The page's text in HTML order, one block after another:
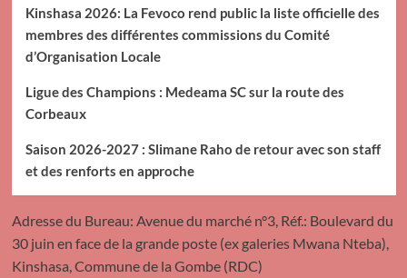
Kinshasa 2026: La Fevoco rend public la liste officielle des
membres des différentes commissions du Comité
d’Organisation Locale
Ligue des Champions : Medeama SC sur la route des
Corbeaux
Saison 2026-2027 : Slimane Raho de retour avec son staff
et des renforts en approche
Adresse du Bureau: Avenue du marché n°3, Réf.: Boulevard du
30 juin en face de la grande poste (ex galeries Mwana Nteba),
Kinshasa, Commune de la Gombe (RDC)